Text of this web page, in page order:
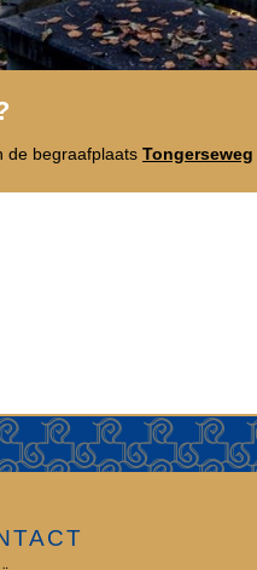
de begraafplaats Tongerseweg